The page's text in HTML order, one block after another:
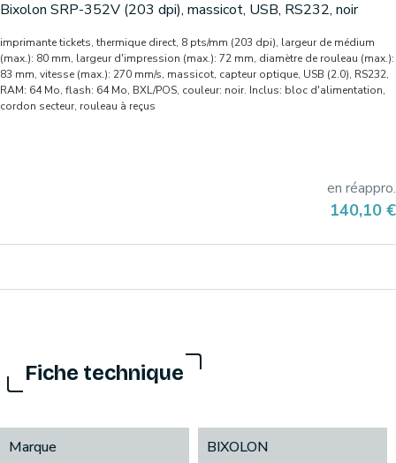
Bixolon SRP-352V (203 dpi), massicot, USB, RS232, noir
imprimante tickets, thermique direct, 8 pts/mm (203 dpi), largeur de médium
(max.): 80 mm, largeur d'impression (max.): 72 mm, diamètre de rouleau (max.):
83 mm, vitesse (max.): 270 mm/s, massicot, capteur optique, USB (2.0), RS232,
RAM: 64 Mo, flash: 64 Mo, BXL/POS, couleur: noir. Inclus: bloc d'alimentation,
cordon secteur, rouleau à reçus
en réappro.
Prix
140,10 €
Fiche technique
Marque BIXOLON